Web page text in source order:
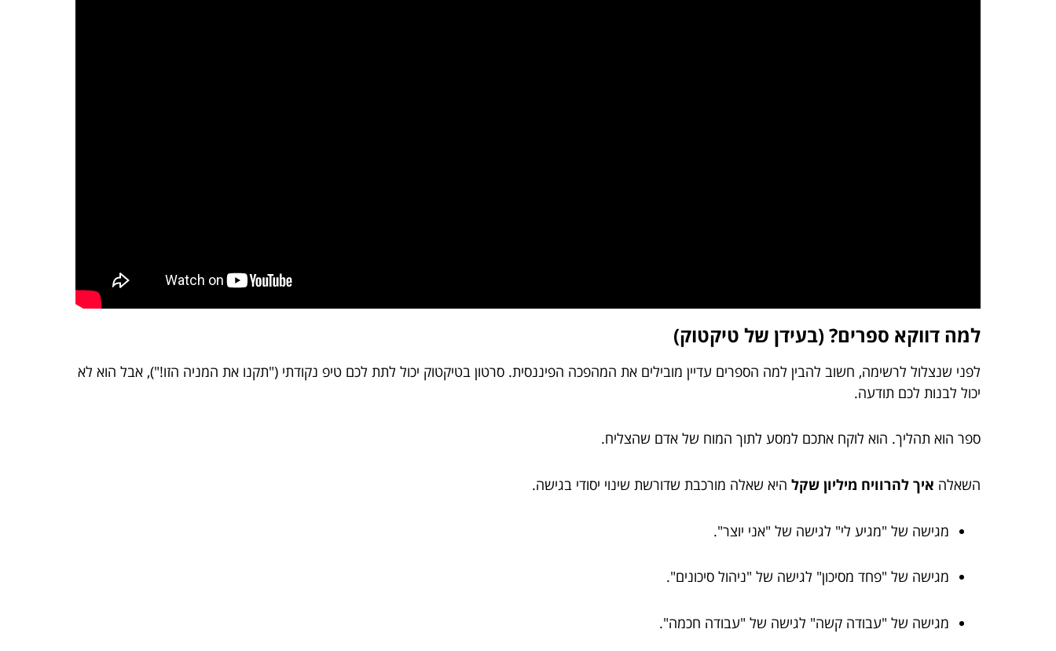
למה דווקא ספרים? (בעידן של טיקטוק)
לפני שנצלול לרשימה, חשוב להבין למה הספרים עדיין מובילים את המהפכה הפיננסית. סרטון בטיקטוק יכול לתת לכם טיפ נקודתי ("תקנו את המניה הזו!"), אבל הוא לא
יכול לבנות לכם תודעה.
ספר הוא תהליך. הוא לוקח אתכם למסע לתוך המוח של אדם שהצליח.
השאלה איך להרוויח מיליון שקל היא שאלה מורכבת שדורשת שינוי יסודי בגישה.
מגישה של "מגיע לי" לגישה של "אני יוצר".
מגישה של "פחד מסיכון" לגישה של "ניהול סיכונים".
מגישה של "עבודה קשה" לגישה של "עבודה חכמה".